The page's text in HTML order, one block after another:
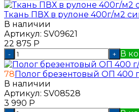
Ткань ПВХ в рулоне 400г/м2
В наличии
Артикул: SV09621
22 875 Р
- + В
78Полог брезентовый ОП 400
В наличии
Артикул: SV08528
3 990 Р